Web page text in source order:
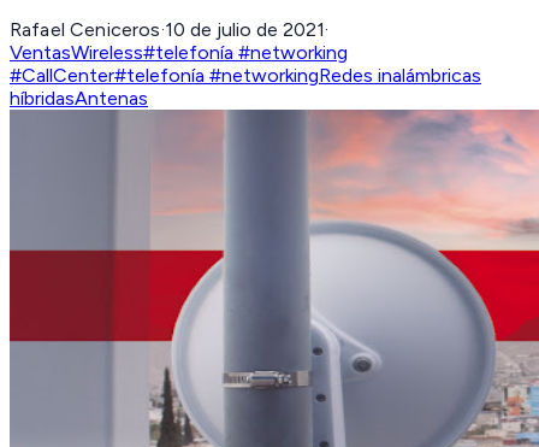
Rafael Ceniceros·10 de julio de 2021·
VentasWireless#telefonía #networking
#CallCenter#telefonía #networkingRedes inalámbricas
híbridasAntenas